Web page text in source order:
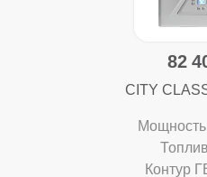
82
CITY
Контур